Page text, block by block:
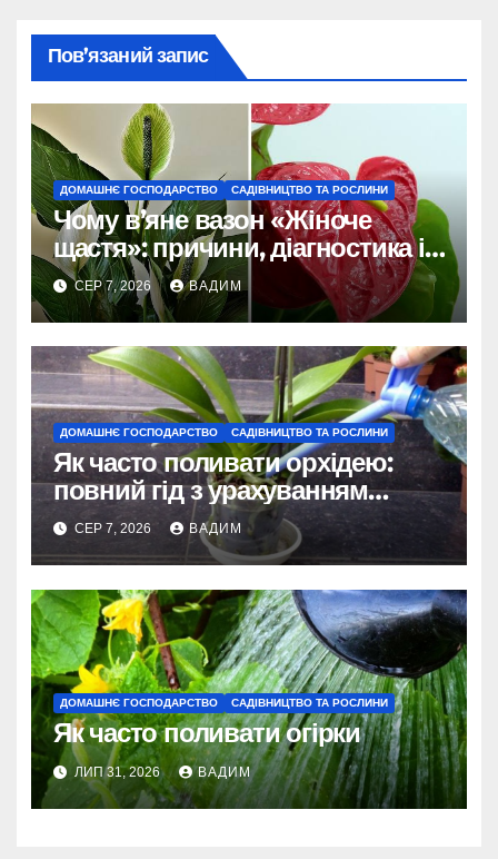
Пов’язаний запис
ДОМАШНЄ ГОСПОДАРСТВО САДІВНИЦТВО ТА РОСЛИНИ
Чому в’яне вазон «Жіноче
щастя»: причини, діагностика і
порятунок рослини
СЕР 7, 2026 ВАДИМ
ДОМАШНЄ ГОСПОДАРСТВО САДІВНИЦТВО ТА РОСЛИНИ
Як часто поливати орхідею:
повний гід з урахуванням
сезону та виду
СЕР 7, 2026 ВАДИМ
ДОМАШНЄ ГОСПОДАРСТВО САДІВНИЦТВО ТА РОСЛИНИ
Як часто поливати огірки
ЛИП 31, 2026 ВАДИМ